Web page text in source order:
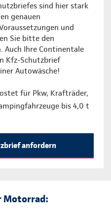
sind hier stark
genauen
und
Sie bitte den
Auch Ihre Continentale
Kfz-Schutzbrief
Autowäsche!
für Pkw, Krafträder,
bis 4,0 t
anfordern
Motorrad: